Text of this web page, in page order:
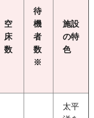
空
床
数
待
機
者
数
※
施設
の特
色
太平